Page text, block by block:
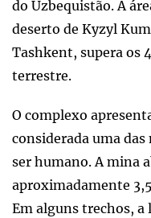
do Uzbequistão. A
deserto de Kyzyl
Tashkent, supera os
terrestre.
O complexo
considerada uma das
ser humano. A mina
aproximadamente
Em alguns trechos, a